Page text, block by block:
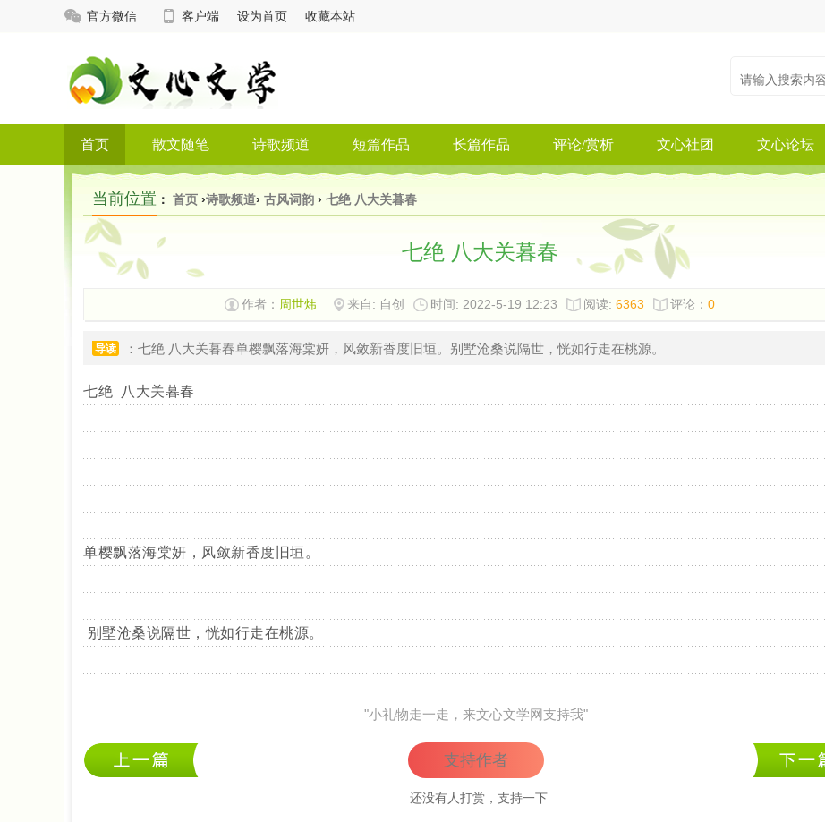
官方微信 客户端 设为首页 收藏本站
首页 散文随笔 诗歌频道 短篇作品 长篇作品 评论/赏析 文心社团 文心论坛
当前位置 ： 首页 ›诗歌频道› 古风词韵 › 七绝 八大关暮春
七绝 八大关暮春
作者： 周世炜 来自: 自创 时间: 2022-5-19 12:23 阅读: 6363 评论： 0
导读 ：七绝 八大关暮春单樱飘落海棠妍，风敛新香度旧垣。别墅沧桑说隔世，恍如行走在桃源。
七绝 八大关暮春
单樱飘落海棠妍，风敛新香度旧垣。
别墅沧桑说隔世，恍如行走在桃源。
"小礼物走一走，来文心文学网支持我"
支持作者
还没有人打赏，支持一下